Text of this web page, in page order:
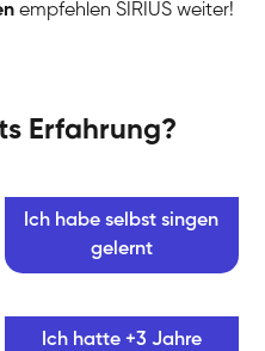
empfehlen SIRIUS weiter!
Erfahrung?
Ich habe selbst singen
gelernt
Ich hatte +3 Jahre